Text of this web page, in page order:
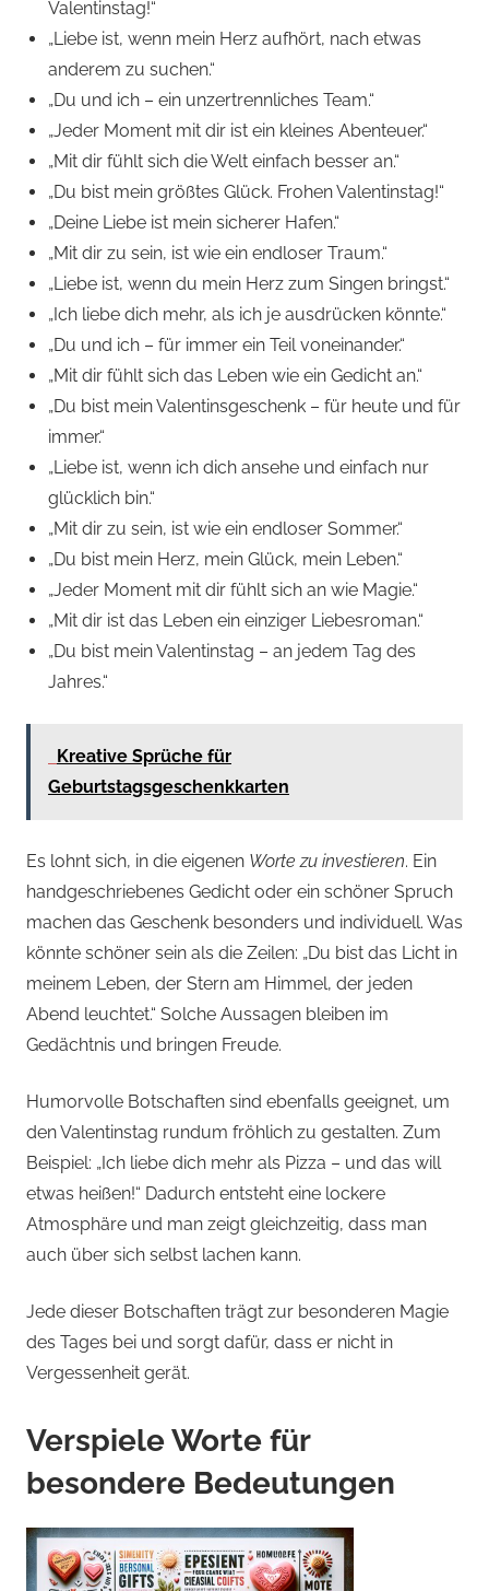
Valentinstag!“
„Liebe ist, wenn mein Herz aufhört, nach etwas
anderem zu suchen.“
„Du und ich – ein unzertrennliches Team.“
„Jeder Moment mit dir ist ein kleines Abenteuer.“
„Mit dir fühlt sich die Welt einfach besser an.“
„Du bist mein größtes Glück. Frohen Valentinstag!“
„Deine Liebe ist mein sicherer Hafen.“
„Mit dir zu sein, ist wie ein endloser Traum.“
„Liebe ist, wenn du mein Herz zum Singen bringst.“
„Ich liebe dich mehr, als ich je ausdrücken könnte.“
„Du und ich – für immer ein Teil voneinander.“
„Mit dir fühlt sich das Leben wie ein Gedicht an.“
„Du bist mein Valentinsgeschenk – für heute und für
immer.“
„Liebe ist, wenn ich dich ansehe und einfach nur
glücklich bin.“
„Mit dir zu sein, ist wie ein endloser Sommer.“
„Du bist mein Herz, mein Glück, mein Leben.“
„Jeder Moment mit dir fühlt sich an wie Magie.“
„Mit dir ist das Leben ein einziger Liebesroman.“
„Du bist mein Valentinstag – an jedem Tag des
Jahres.“
Kreative Sprüche für
Geburtstagsgeschenkkarten
Es lohnt sich, in die eigenen Worte zu investieren. Ein
handgeschriebenes Gedicht oder ein schöner Spruch
machen das Geschenk besonders und individuell. Was
könnte schöner sein als die Zeilen: „Du bist das Licht in
meinem Leben, der Stern am Himmel, der jeden
Abend leuchtet.“ Solche Aussagen bleiben im
Gedächtnis und bringen Freude.
Humorvolle Botschaften sind ebenfalls geeignet, um
den Valentinstag rundum fröhlich zu gestalten. Zum
Beispiel: „Ich liebe dich mehr als Pizza – und das will
etwas heißen!“ Dadurch entsteht eine lockere
Atmosphäre und man zeigt gleichzeitig, dass man
auch über sich selbst lachen kann.
Jede dieser Botschaften trägt zur besonderen Magie
des Tages bei und sorgt dafür, dass er nicht in
Vergessenheit gerät.
Verspiele Worte für
besondere Bedeutungen